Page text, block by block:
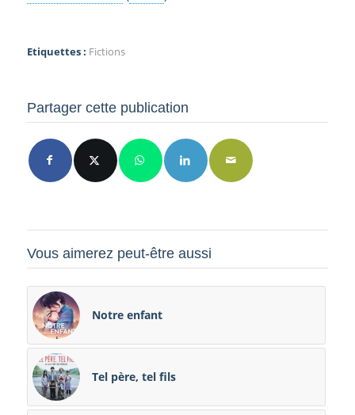
Etiquettes : Fictions
Partager cette publication
Vous aimerez peut-être aussi
Notre enfant
Tel père, tel fils